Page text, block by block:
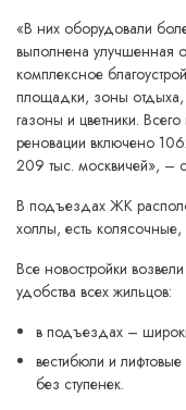
«В них оборудовали
выполнена улучшенная
комплексное
площадки, зоны отдыха,
газоны и цветники.
реновации включено
209 тыс. москвичей», –
В подъездах ЖК
холлы, есть
Все новостройки
удобства всех жильцов:
в подъездах –
вестибюли и
без ступенек.